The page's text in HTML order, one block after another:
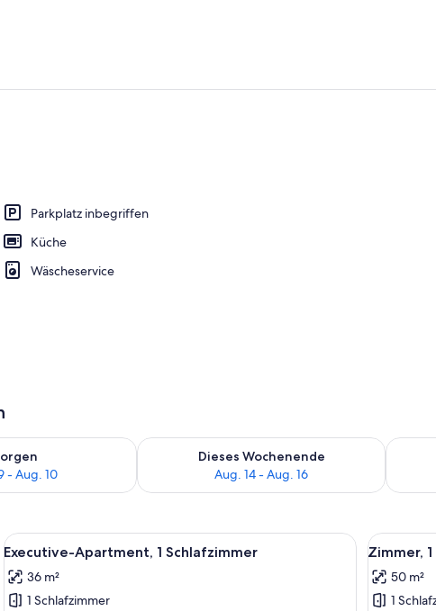
Parkplatz inbegriffen
Küche
Wäscheservice
9.
- Aug. 10
für morgen, Aug. 9 - Aug. 10.
Dieses Wochenende
Aug. 14 - Aug. 16
Überprüfe die Verfügbarkeit für dieses
Babybetten, Zustellbetten
Alle
Fotos
für
Executive-
Ein Balkon mit Korbmöbeln, einem Glastisch
14
Executive-Apartment, 1 Schlafzimmer
36 m²
1 Schlafzimmer
Alle
Fotos
für
Zimmer,
5
Zimmer,
50 m²
1